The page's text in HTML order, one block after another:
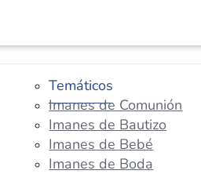
Temáticos
Imanes de Comunión
Imanes de Bautizo
Imanes de Bebé
Imanes de Boda